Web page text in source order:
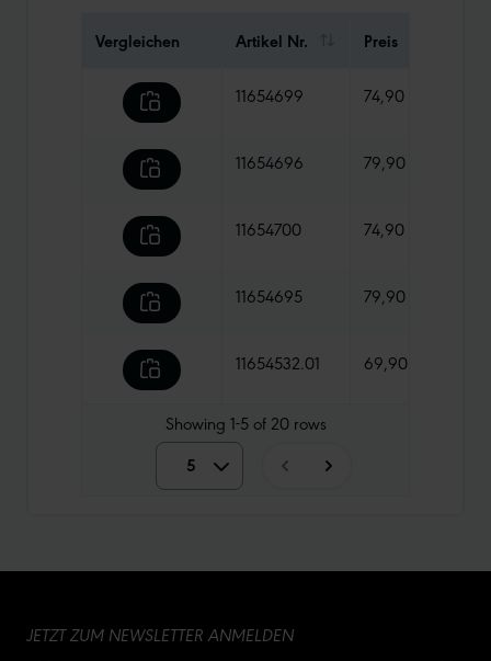
Vergleichen Artikel Nr. Preis
11654699 74,90 €
11654696 79,90 €
11654700 74,90 €
11654695 79,90 €
11654532.01 69,90 €
Showing 1-5of20 rows
5 5
20
JETZT ZUM NEWSLETTER ANMELDEN